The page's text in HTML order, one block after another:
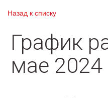
Назад к списку
График
мае 2024